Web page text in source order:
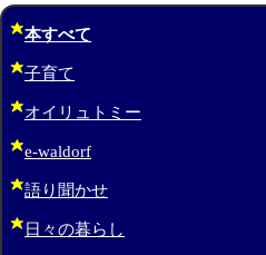
本すべて
子育て
オイリュトミー
e-waldorf
語り聞かせ
日々の暮らし